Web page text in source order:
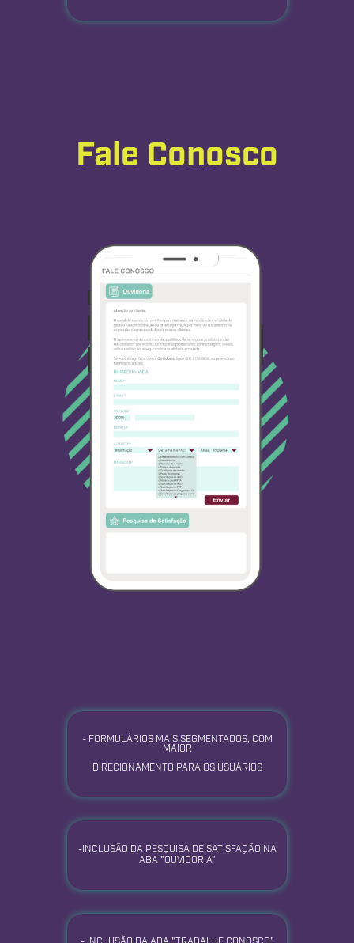
Fale Conosco
- FORMULÁRIOS MAIS SEGMENTADOS, COM
MAIOR
DIRECIONAMENTO PARA OS USUÁRIOS
-INCLUSÃO DA PESQUISA DE SATISFAÇÃO NA
ABA "OUVIDORIA"